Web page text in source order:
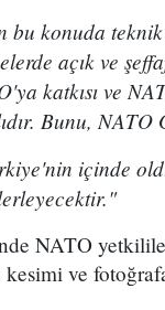
bu konuda
açık ve
katkısı ve
Bunu, NATO
içinde
NATO
ve